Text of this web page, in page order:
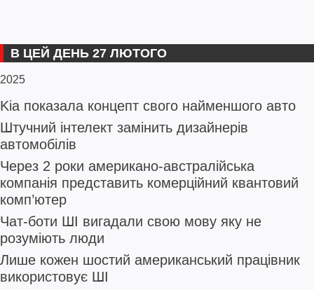
В ЦЕЙ ДЕНЬ 27 ЛЮТОГО
2025
Kia показала концепт свого найменшого авто
Штучний інтелект замінить дизайнерів
автомобілів
Через 2 роки американо-австралійська
компанія представить комерційний квантовий
комп’ютер
Чат-боти ШІ вигадали свою мову яку не
розуміють люди
Лише кожен шостий американський працівник
використовує ШІ